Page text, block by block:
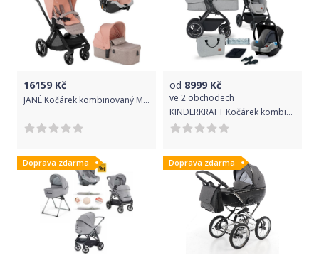
16159 Kč
JANÉ Kočárek kombinovaný Muum + Micro + Koos i-size R1 Pale
od 8999 Kč
ve 2 obchodech
KINDERKRAFT Kočárek kombinovaný B-tour Lite 3v1 Light Grey
Doprava zdarma Doprava zdarma